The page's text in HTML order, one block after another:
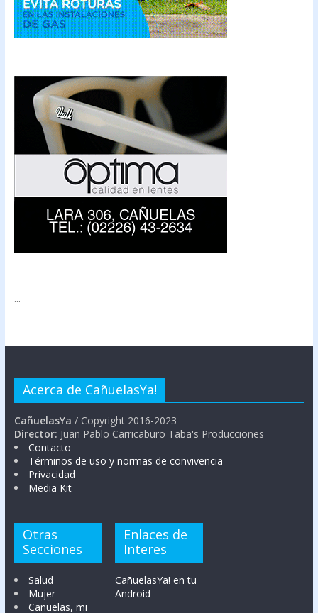
...
Acerca de CañuelasYa!
CañuelasYa / Copyright 2016-2023
Director: Juan Pablo Carricaburo Taba's Producciones
Contacto
Términos de uso y normas de convivencia
Privacidad
Media Kit
Otras
Secciones
Salud
Mujer
Cañuelas, mi
Enlaces de
Interes
CañuelasYa! en tu
Android